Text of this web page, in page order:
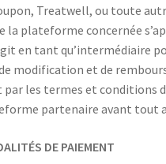
Treatwell, ou toute
la plateforme concernée
en tant qu’intermédiaire
modification et de
par les termes et conditions
partenaire avant tout
DE PAIEMENT